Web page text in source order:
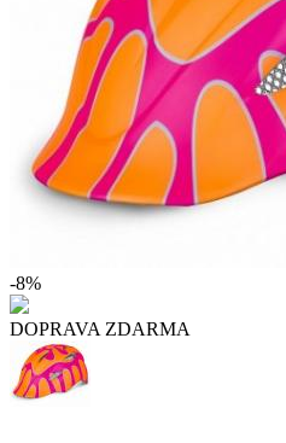
-8%
DOPRAVA ZDARMA